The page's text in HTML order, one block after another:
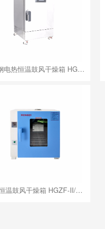
电热恒温鼓风干燥箱 HG…
温鼓风干燥箱 HGZF-II/…